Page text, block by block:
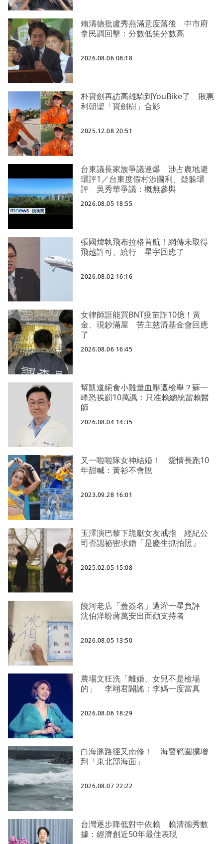
賴清德批盧秀燕滿意度落後 中市府
拿民調回擊：分數低笑分數高
2026.08.06 08:18
朴寶劍再訪高雄騎到YouBike了 揪惠
利朝聖「寶劍樹」合影
2025.12.08 20:51
台東議長家族爭議連爆 涉占農地避
環評1／台東度假村涉圖利、疑躲環
評 吳秀華爭議：概無參與
2026.08.05 18:55
張國煒執飛布拉格首航！網傳未取得
飛越許可、繞行 星宇回應了
2026.08.02 16:16
女律師誆能買BNT疫苗詐10億！黃
金、現鈔滿屋 苦主慈濟基金會回應
了
2026.08.06 16:45
幫凱道絕食小雞量血壓遭檢舉？蘇一
峰恐挨罰10萬諷：只准賴總統當賴醫
師
2026.08.04 14:35
又一啦啦隊女神結婚！ 愛情長跑10
年甜喊：黃衫不會脫
2023.09.28 16:01
玉澤演巴黎下跪獻女友戒指 經紀公
司否認祕密求婚「是慶生抓拍照」
2025.02.05 15:08
饒河老店「蓋簽名」遭灌一星負評
沈伯洋盼蔣萬安出面勸支持者
2026.08.05 13:50
農場文狂洗「離婚、女兒不是檢場
的」 李翊君闢謠：李媽一度當真
2026.08.06 18:29
白海豚路徑又南修！ 海警範圍擴增
到「東北部海面」
2026.08.07 22:22
台灣逐步降低對中依賴 賴清德秀數
據：經濟創近50年最佳表現